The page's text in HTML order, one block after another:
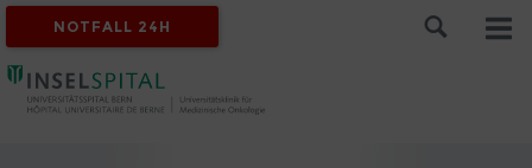
NOTFALL 24H